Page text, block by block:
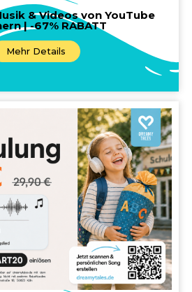
& Videos von YouTube
| -67% RABATT
Mehr Details